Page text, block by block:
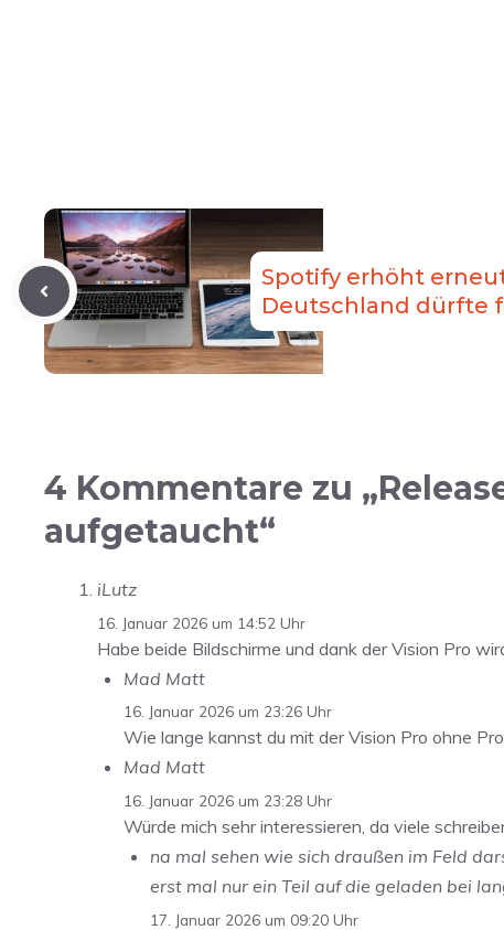
Spotify erhöht
Deutschland dürfte
4 Kommentare zu
aufgetaucht“
iLutz
16. Januar 2026 um 14:52 Uhr
Habe beide Bildschirme und dank der Vision Pro
Mad Matt
16. Januar 2026 um 23:26 Uhr
Wie lange kannst du mit der Vision Pro ohne
Mad Matt
16. Januar 2026 um 23:28 Uhr
Würde mich sehr interessieren, da viele
na mal sehen wie sich draußen im Feld
erst mal nur ein Teil auf die geladen bei
17. Januar 2026 um 09:20 Uhr